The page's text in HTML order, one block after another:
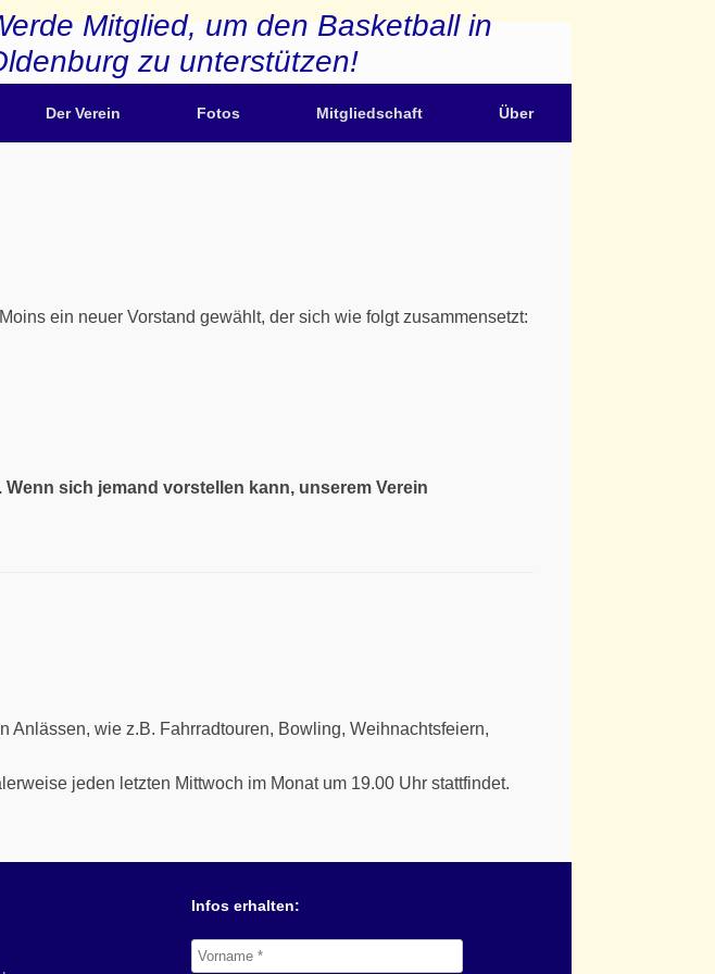
Mitglied, um den Basketball in
zu unterstützen!
Der Verein Fotos Mitgliedschaft Über
ein neuer Vorstand gewählt, der sich wie folgt zusammensetzt:
sich jemand vorstellen kann, unserem Verein
Anlässen, wie z.B. Fahrradtouren, Bowling, Weihnachtsfeiern,
jeden letzten Mittwoch im Monat um 19.00 Uhr stattfindet.
Infos erhalten: